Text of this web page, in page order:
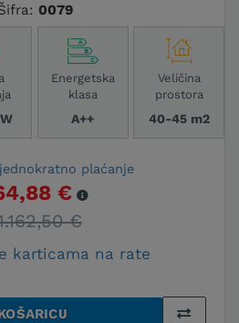
0079
Energetska
klasa
A++
Veličina
prostora
40-45 m2
plaćanje
€
€
karticama na rate